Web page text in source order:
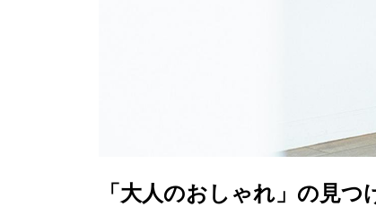
「大人のおしゃれ」の見